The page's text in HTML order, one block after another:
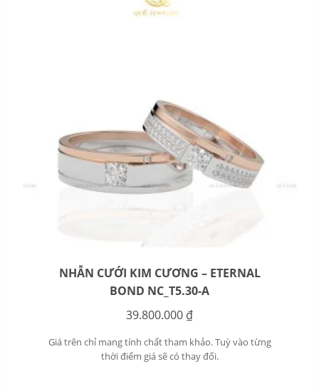
NHẪN CƯỚI KIM CƯƠNG – ETERNAL
BOND NC_T5.30-A
39.800.000 ₫
Giá trên chỉ mang tính chất tham khảo. Tuỳ vào từng
thời điểm giá sẽ có thay đổi.